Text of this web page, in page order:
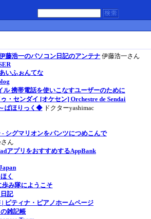
藤浩一のパソコン日記のアンテナ伊藤浩一さん
いふぉんてな
ル 携帯電話を使いこなすユーザーのために
・センダイ [オケセン] Orchestre de Sendai
ぱほりっく◆ ドクターyashimac
- シグマリオンをパンツにつめこんで
ん
アプリをおすすめするAppBank
く
歩み隊にようこそ
記
| ピティナ・ピアノホームページ
雑記帳